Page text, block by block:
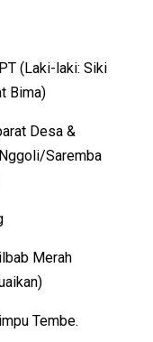
(Laki-laki: Siki
Bima)
Desa &
Saremba
Merah
Tembe.